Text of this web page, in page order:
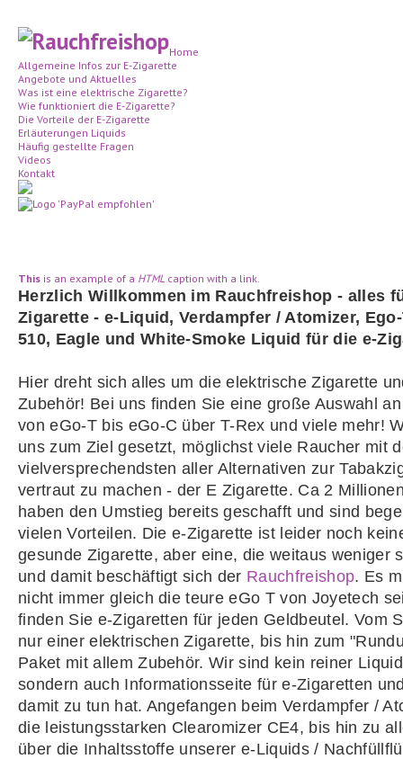
Home
Allgemeine Infos zur E-Zigarette
Angebote und Aktuelles
Was ist eine elektrische Zigarette?
Wie funktioniert die E-Zigarette?
Die Vorteile der E-Zigarette
Erläuterungen Liquids
Häufig gestellte Fragen
Videos
Kontakt
This is an example of a HTML caption with a link.
Herzlich Willkommen im Rauchfreishop - alles
Zigarette - e-Liquid, Verdampfer / Atomizer,
510, Eagle und White-Smoke Liquid für die e-
Hier dreht sich alles um die elektrische Zigarette
Zubehör! Bei uns finden Sie eine große Auswahl
von eGo-T bis eGo-C über T-Rex und viele mehr!
uns zum Ziel gesetzt, möglichst viele Raucher mit
vielversprechendsten aller Alternativen zur
vertraut zu machen - der E Zigarette. Ca 2
haben den Umstieg bereits geschafft und sind
vielen Vorteilen. Die e-Zigarette ist leider noch
gesunde Zigarette, aber eine, die weitaus weniger
und damit beschäftigt sich der Rauchfreishop. Es
nicht immer gleich die teure eGo T von Joyetech
finden Sie e-Zigaretten für jeden Geldbeutel. Vom
nur einer elektrischen Zigarette, bis hin zum
Paket mit allem Zubehör. Wir sind kein reiner
sondern auch Informationsseite für e-Zigaretten
damit zu tun hat. Angefangen beim Verdampfer /
die leistungsstarken Clearomizer CE4, bis hin zu
über die Inhaltsstoffe unserer e-Liquids /